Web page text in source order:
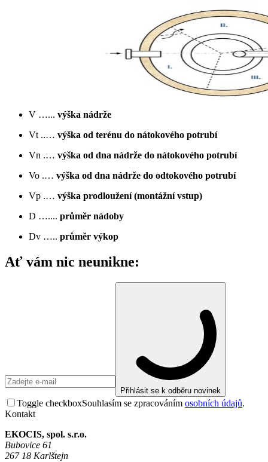
V …... výška nádrže
Vt ..… výška od terénu do nátokového potrubí
Vn .… výška od dna nádrže do nátokového potrubí
Vo .… výška od dna nádrže do odtokového potrubí
Vp .… výška prodloužení (montážní vstup)
D ….... průměr nádoby
Dv ….. průměr výkop
Ať vám nic neunikne:
Přihlásit se k odběru novinek
Toggle checkboxSouhlasím se zpracováním osobních údajů.
Kontakt
EKOCIS, spol. s.r.o.
Bubovice 61
267 18 Karlštejn